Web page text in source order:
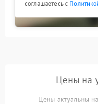
соглашаетесь с
Цены на
Цены актуальны